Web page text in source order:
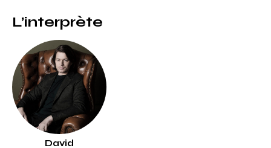
L’interprète
David